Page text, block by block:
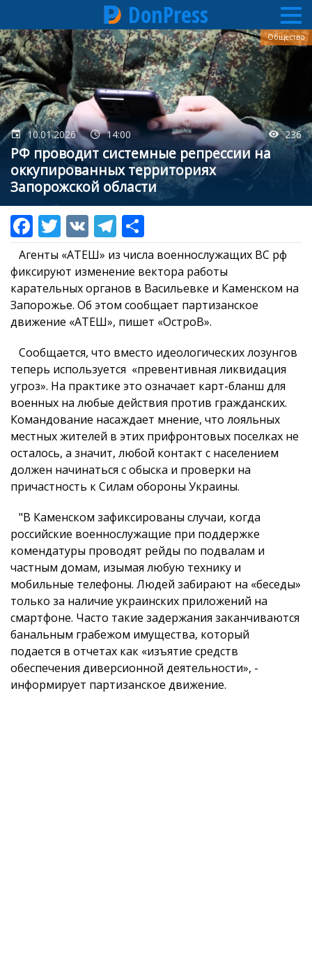
Перейти
к
основному
содержанию
DonPress
10.01.2026 14:00 236
РФ проводит системные репрессии на
оккупированных территориях
Запорожской области
Общество
Агенты «АТЕШ» из числа военнослужащих ВС рф
фиксируют изменение вектора работы
карательных органов в Васильевке и Каменском на
Запорожье. Об этом сообщает партизанское
движение «АТЕШ», пишет «ОстроВ».
Сообщается, что вместо идеологических лозунгов
теперь используется «превентивная ликвидация
угроз». На практике это означает карт-бланш для
военных на любые действия против гражданских.
Командование насаждает мнение, что лояльных
местных жителей в этих прифронтовых поселках не
осталось, а значит, любой контакт с населением
должен начинаться с обыска и проверки на
причастность к Силам обороны Украины.
"В Каменском зафиксированы случаи, когда
российские военнослужащие при поддержке
комендатуры проводят рейды по подвалам и
частным домам, изымая любую технику и
мобильные телефоны. Людей забирают на «беседы»
только за наличие украинских приложений на
смартфоне. Часто такие задержания заканчиваются
банальным грабежом имущества, который
подается в отчетах как «изъятие средств
обеспечения диверсионной деятельности», -
информирует партизанское движение.